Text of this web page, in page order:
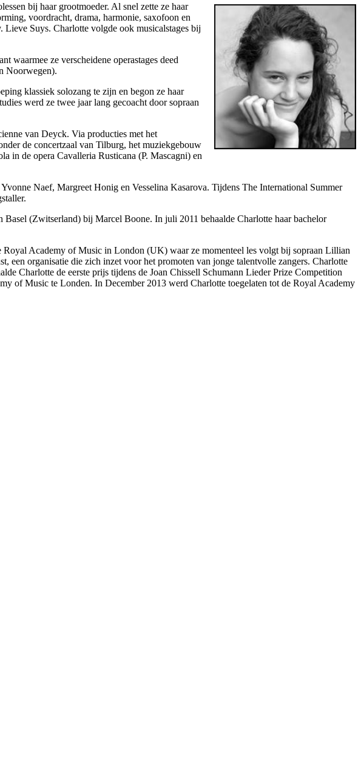
bij haar grootmoeder. Al snel zette ze haar
voordracht, drama, harmonie, saxofoon en
Lieve Suys. Charlotte volgde ook musicalstages bij
waarmee ze verscheidene operastages deed
Noorwegen).
klassiek solozang te zijn en begon ze haar
werd ze twee jaar lang gecoacht door sopraan
van Deyck. Via producties met het
de concertzaal van Tilburg, het muziekgebouw
in de opera Cavalleria Rusticana (P. Mascagni) en
Naef, Margreet Honig en Vesselina Kasarova. Tijdens The International Summer
(Zwitserland) bij Marcel Boone. In juli 2011 behaalde Charlotte haar bachelor
Academy of Music in London (UK) waar ze momenteel les volgt bij sopraan Lillian
een organisatie die zich inzet voor het promoten van jonge talentvolle zangers. Charlotte
Charlotte de eerste prijs tijdens de Joan Chissell Schumann Lieder Prize Competition
of Music te Londen. In December 2013 werd Charlotte toegelaten tot de Royal Academy